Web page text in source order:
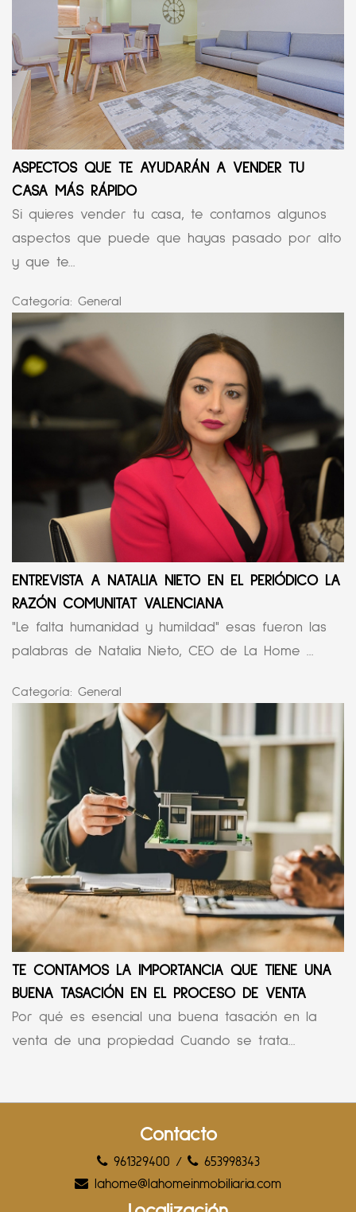
ASPECTOS QUE TE AYUDARÁN A VENDER TU
CASA MÁS RÁPIDO
Si quieres vender tu casa, te contamos algunos
aspectos que puede que hayas pasado por alto
y que te...
Categoría: General
ENTREVISTA A NATALIA NIETO EN EL PERIÓDICO LA
RAZÓN COMUNITAT VALENCIANA
"Le falta humanidad y humildad" esas fueron las
palabras de Natalia Nieto, CEO de La Home ...
Categoría: General
TE CONTAMOS LA IMPORTANCIA QUE TIENE UNA
BUENA TASACIÓN EN EL PROCESO DE VENTA
Por qué es esencial una buena tasación en la
venta de una propiedad Cuando se trata...
Contacto
961329400 /
653998343
lahome@lahomeinmobiliaria.com